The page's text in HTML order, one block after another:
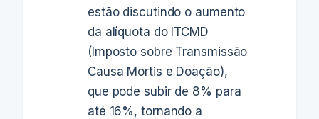
estão discutindo o aumento
da alíquota do ITCMD
(Imposto sobre Transmissão
Causa Mortis e Doação),
que pode subir de 8% para
até 16%, tornando a